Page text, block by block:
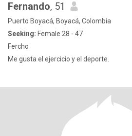
Fernando, 51
Puerto Boyacá, Boyacá, Colombia
Seeking: Female 28 - 47
Fercho
Me gusta el ejercicio y el deporte.